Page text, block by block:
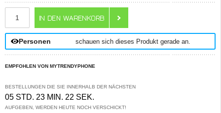
Personen schauen sich dieses Produkt gerade an.
EMPFOHLEN VON MYTRENDYPHONE
BESTELLUNGEN DIE SIE INNERHALB DER NÄCHSTEN
05 STD. 23 MIN. 22 SEK.
AUFGEBEN, WERDEN HEUTE NOCH VERSCHICKT!